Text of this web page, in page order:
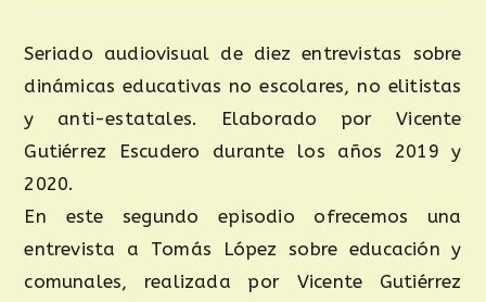
Seriado audiovisual de diez entrevistas sobre
dinámicas educativas no escolares, no elitistas
y anti-estatales. Elaborado por Vicente
Gutiérrez Escudero durante los años 2019 y
2020.
En este segundo episodio ofrecemos una
entrevista a Tomás López sobre educación y
comunales, realizada por Vicente Gutiérrez